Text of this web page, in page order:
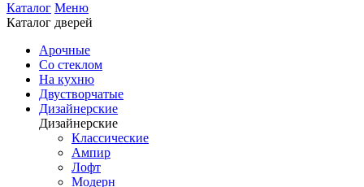
Каталог Меню
Каталог дверей
Арочные
Со стеклом
На кухню
Двустворчатые
Дизайнерские
Дизайнерские
Классические
Ампир
Лофт
Модерн